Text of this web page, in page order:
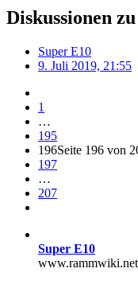
Diskussionen
Super E10
9. Juli 2019, 21:55
1
…
195
196Seite 196 von
197
…
207
Super E10
www.rammwiki.net